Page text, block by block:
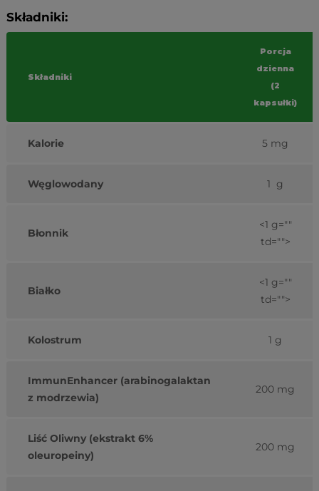
Składniki:
Składniki
Porcja
dzienna
(2
kapsułki)
Kalorie 5 mg
Węglowodany 1 g
Błonnik
<1 g=""
td="">
Białko
<1 g=""
td="">
Kolostrum 1 g
ImmunEnhancer (arabinogalaktan
z modrzewia)
200 mg
Liść Oliwny (ekstrakt 6%
oleuropeiny)
200 mg